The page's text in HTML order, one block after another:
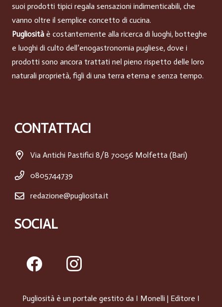
suoi prodotti tipici regala sensazioni indimenticabili, che
vanno oltre il semplice concetto di cucina.
Pugliosità è costantemente alla ricerca di luoghi, botteghe
e luoghi di culto dell’enogastronomia pugliese, dove i
prodotti sono ancora trattati nel pieno rispetto delle loro
naturali proprietà, figli di una terra eterna e senza tempo.
CONTATTACI
Via Antichi Pastifici 8/B 70056 Molfetta (Bari)
0805744739
redazione@pugliosita.it
SOCIAL
Pugliosità è un portale gestito da I Monelli | Editore I